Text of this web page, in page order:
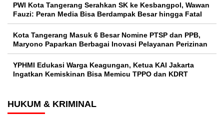
PWI Kota Tangerang Serahkan SK ke Kesbangpol, Wawan
Fauzi: Peran Media Bisa Berdampak Besar hingga Fatal
Kota Tangerang Masuk 6 Besar Nomine PTSP dan PPB,
Maryono Paparkan Berbagai Inovasi Pelayanan Perizinan
YPHMI Edukasi Warga Keagungan, Ketua KAI Jakarta
Ingatkan Kemiskinan Bisa Memicu TPPO dan KDRT
HUKUM & KRIMINAL